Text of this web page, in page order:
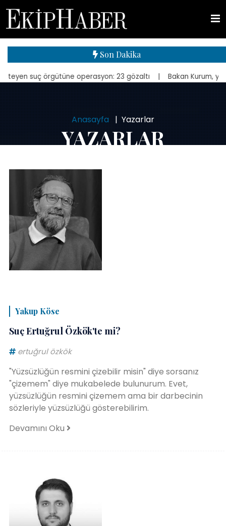
Son Dakika
örgütüne operasyon: 23 gözaltı | Bakan Kurum, yeniden inşa
YAZARLAR
Anasayfa Yazarlar
Yakup Köse
Suç Ertuğrul Özkök'te mi?
ertuğrul özkök
"Yüzsüzlüğün resmini çizebilir misin" diye sorsanız
"çizemem" diye mukabelede bulunurum. Evet,
yüzsüzlüğün resmini çizemem ama bir darbecinin
sözleriyle yüzsüzlüğü gösterebilirim.
Devamını Oku